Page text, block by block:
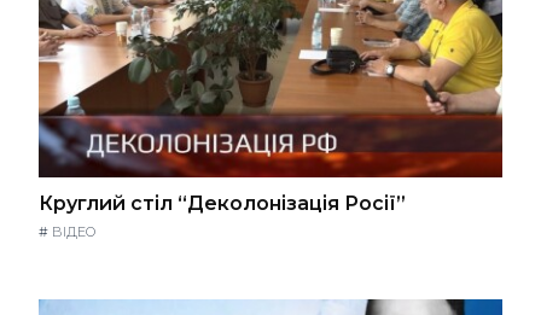
Круглий стіл “Деколонізація Росії”
# ВІДЕО